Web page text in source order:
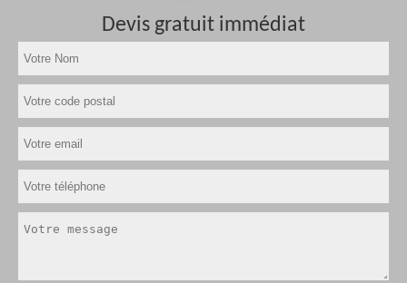
Devis gratuit immédiat